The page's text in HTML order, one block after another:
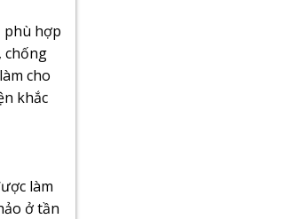
phù hợp
chống
cho
khắc
làm
ở tần